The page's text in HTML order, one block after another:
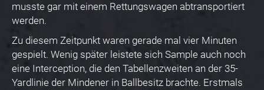
musste gar mit einem Rettungswagen abtransportiert
werden.
Zu diesem Zeitpunkt waren gerade mal vier Minuten
gespielt. Wenig später leistete sich Sample auch noch
eine Interception, die den Tabellenzweiten an der 35-
Yardlinie der Mindener in Ballbesitz brachte. Erstmals